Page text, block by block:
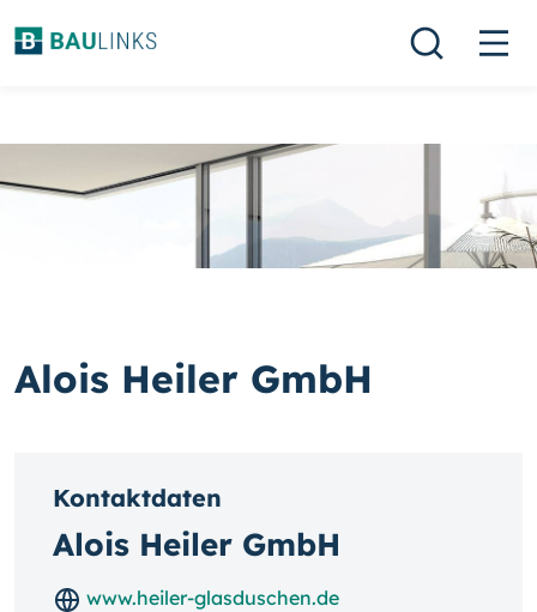
Alois Heiler GmbH
Kontaktdaten
Alois Heiler GmbH
www.heiler-glasduschen.de